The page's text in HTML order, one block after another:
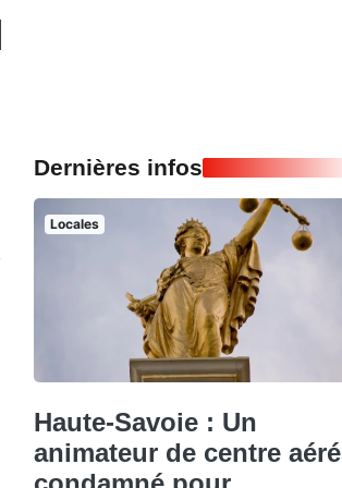
Dernières infos
Locales
Haute-Savoie : Un
animateur de centre aéré